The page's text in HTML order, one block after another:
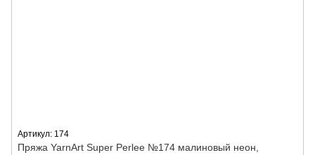
Артикул: 174
Пряжа YarnArt Super Perlee №174 малиновый неон,